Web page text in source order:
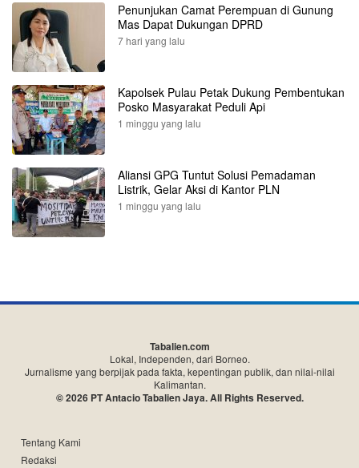
Penunjukan Camat Perempuan di Gunung
Mas Dapat Dukungan DPRD
7 hari yang lalu
Kapolsek Pulau Petak Dukung Pembentukan
Posko Masyarakat Peduli Api
1 minggu yang lalu
Aliansi GPG Tuntut Solusi Pemadaman
Listrik, Gelar Aksi di Kantor PLN
1 minggu yang lalu
Tabalien.com
Lokal, Independen, dari Borneo.
Jurnalisme yang berpijak pada fakta, kepentingan publik, dan nilai-nilai
Kalimantan.
© 2026 PT Antacio Tabalien Jaya. All Rights Reserved.
Tentang Kami
Redaksi